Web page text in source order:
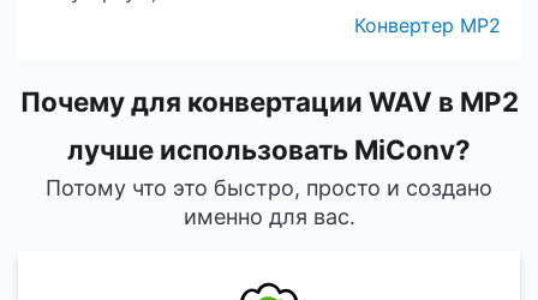
Конвертер MP2
Почему для конвертации WAV в MP2
лучше использовать MiConv?
Потому что это быстро, просто и создано
именно для вас.